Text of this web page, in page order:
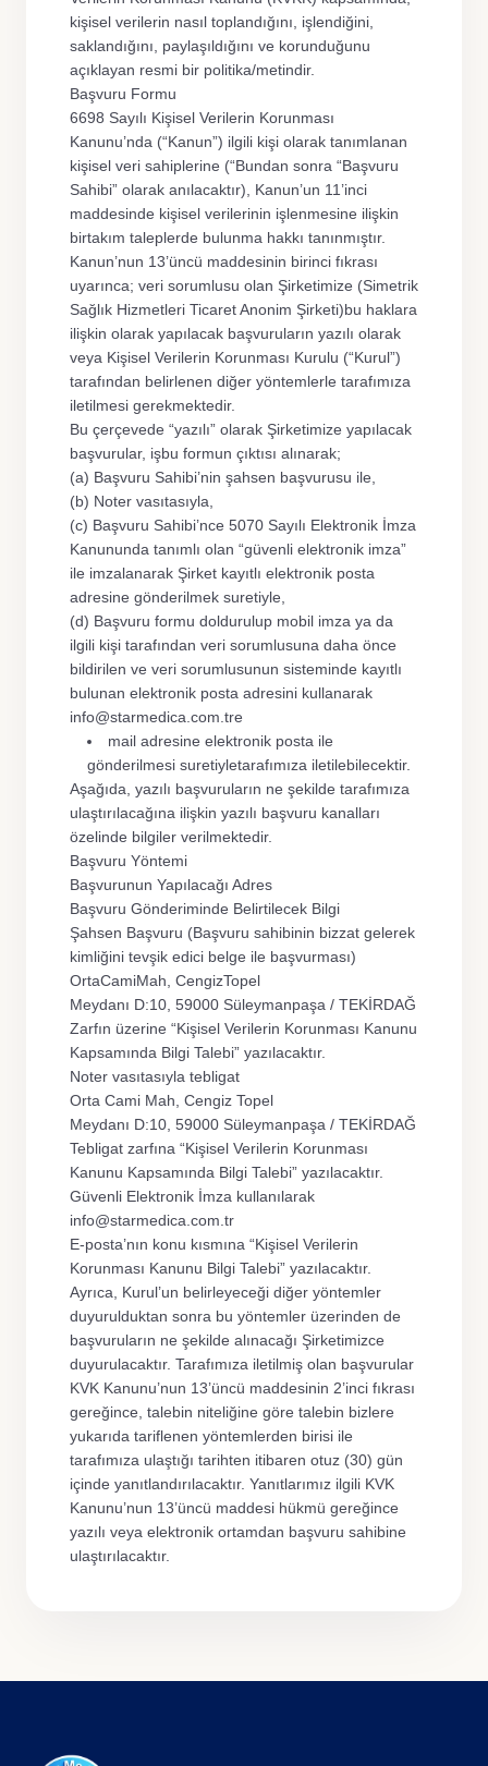
kişisel verilerin nasıl toplandığını, işlendiğini,
saklandığını, paylaşıldığını ve korunduğunu
açıklayan resmi bir politika/metindir.
Başvuru Formu
6698 Sayılı Kişisel Verilerin Korunması
Kanunu’nda (“Kanun”) ilgili kişi olarak tanımlanan
kişisel veri sahiplerine (“Bundan sonra “Başvuru
Sahibi” olarak anılacaktır), Kanun’un 11’inci
maddesinde kişisel verilerinin işlenmesine ilişkin
birtakım taleplerde bulunma hakkı tanınmıştır.
Kanun’nun 13’üncü maddesinin birinci fıkrası
uyarınca; veri sorumlusu olan Şirketimize (Simetrik
Sağlık Hizmetleri Ticaret Anonim Şirketi)bu haklara
ilişkin olarak yapılacak başvuruların yazılı olarak
veya Kişisel Verilerin Korunması Kurulu (“Kurul”)
tarafından belirlenen diğer yöntemlerle tarafımıza
iletilmesi gerekmektedir.
Bu çerçevede “yazılı” olarak Şirketimize yapılacak
başvurular, işbu formun çıktısı alınarak;
(a) Başvuru Sahibi’nin şahsen başvurusu ile,
(b) Noter vasıtasıyla,
(c) Başvuru Sahibi’nce 5070 Sayılı Elektronik İmza
Kanununda tanımlı olan “güvenli elektronik imza”
ile imzalanarak Şirket kayıtlı elektronik posta
adresine gönderilmek suretiyle,
(d) Başvuru formu doldurulup mobil imza ya da
ilgili kişi tarafından veri sorumlusuna daha önce
bildirilen ve veri sorumlusunun sisteminde kayıtlı
bulunan elektronik posta adresini kullanarak
info@starmedica.com.tre
mail adresine elektronik posta ile
gönderilmesi suretiyletarafımıza iletilebilecektir.
Aşağıda, yazılı başvuruların ne şekilde tarafımıza
ulaştırılacağına ilişkin yazılı başvuru kanalları
özelinde bilgiler verilmektedir.
Başvuru Yöntemi
Başvurunun Yapılacağı Adres
Başvuru Gönderiminde Belirtilecek Bilgi
Şahsen Başvuru (Başvuru sahibinin bizzat gelerek
kimliğini tevşik edici belge ile başvurması)
OrtaCamiMah, CengizTopel
Meydanı D:10, 59000 Süleymanpaşa / TEKİRDAĞ
Zarfın üzerine “Kişisel Verilerin Korunması Kanunu
Kapsamında Bilgi Talebi” yazılacaktır.
Noter vasıtasıyla tebligat
Orta Cami Mah, Cengiz Topel
Meydanı D:10, 59000 Süleymanpaşa / TEKİRDAĞ
Tebligat zarfına “Kişisel Verilerin Korunması
Kanunu Kapsamında Bilgi Talebi” yazılacaktır.
Güvenli Elektronik İmza kullanılarak
info@starmedica.com.tr
E-posta’nın konu kısmına “Kişisel Verilerin
Korunması Kanunu Bilgi Talebi” yazılacaktır.
Ayrıca, Kurul’un belirleyeceği diğer yöntemler
duyurulduktan sonra bu yöntemler üzerinden de
başvuruların ne şekilde alınacağı Şirketimizce
duyurulacaktır. Tarafımıza iletilmiş olan başvurular
KVK Kanunu’nun 13’üncü maddesinin 2’inci fıkrası
gereğince, talebin niteliğine göre talebin bizlere
yukarıda tariflenen yöntemlerden birisi ile
tarafımıza ulaştığı tarihten itibaren otuz (30) gün
içinde yanıtlandırılacaktır. Yanıtlarımız ilgili KVK
Kanunu’nun 13’üncü maddesi hükmü gereğince
yazılı veya elektronik ortamdan başvuru sahibine
ulaştırılacaktır.